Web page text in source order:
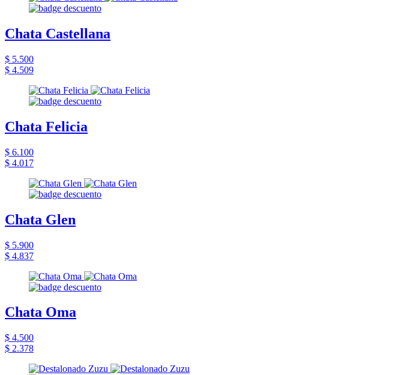
Chata Castellana
$ 5.500
$ 4.509
Chata Felicia
$ 6.100
$ 4.017
Chata Glen
$ 5.900
$ 4.837
Chata Oma
$ 4.500
$ 2.378